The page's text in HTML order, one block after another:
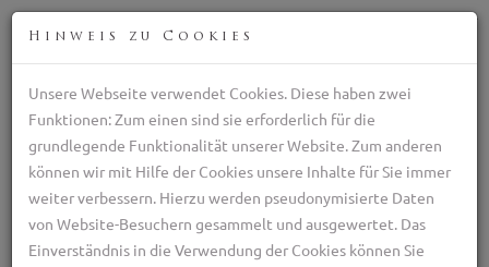
Professionelle Zucht italienischen Schäferhunden
+39 329 782 5970
ilpastoretransumante@gmail.com
Hinweis zu Cookies
Unsere Webseite verwendet Cookies. Diese haben zwei
Funktionen: Zum einen sind sie erforderlich für die
grundlegende Funktionalität unserer Website. Zum anderen
können wir mit Hilfe der Cookies unsere Inhalte für Sie immer
weiter verbessern. Hierzu werden pseudonymisierte Daten
von Website-Besuchern gesammelt und ausgewertet. Das
Einverständnis in die Verwendung der Cookies können Sie